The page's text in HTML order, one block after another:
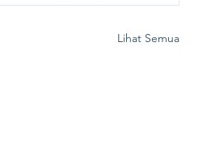
Lihat Semua